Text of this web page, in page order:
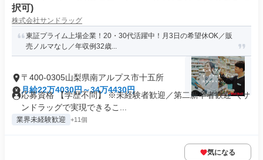
択可)
株式会社サンドラッグ
東証プライム上場企業！20・30代活躍中！月3日の希望休OK／販
売ノルマなし／年収例32歳...
〒400-0305山梨県南アルプス市十五所
月給22万4030円～34万4430円
応募資格 【学歴不問】 ※未経験者歓迎／第二新卒者歓迎 ＼サ
ンドラッグで実現できるこ...
業界未経験歓迎 +11個
気になる